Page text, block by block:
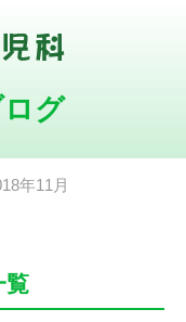
グ
年11月
覧